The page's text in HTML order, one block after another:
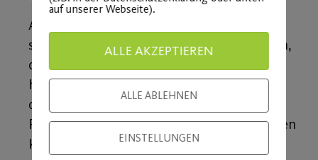
Auch wenn 2021 sicherlich noch ein
schwieriges Jahr wird, sind wir zuversichtlich,
dass wir gemeinsam gestärkt aus der Krise
hervorgehen. Ebenso hoffen wir inständig,
dass Sie bald wieder unter dem Dach Ihres
Post SV Ihr normales Sportleben aufnehmen
können. An dieser Stelle können wir Ihnen
auf unserer Webseite).
ALLE AKZEPTIEREN
ALLE ABLEHNEN
EINSTELLUNGEN